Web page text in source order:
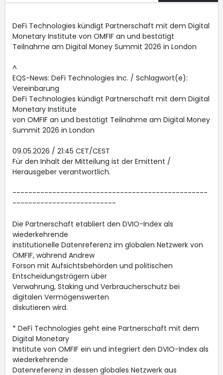
DeFi Technologies kündigt Partnerschaft mit dem Digital
Monetary Institute von OMFIF an und bestätigt
Teilnahme am Digital Money Summit 2026 in London
^
EQS-News: DeFi Technologies Inc. / Schlagwort(e):
Vereinbarung
DeFi Technologies kündigt Partnerschaft mit dem Digital
Monetary Institute
von OMFIF an und bestätigt Teilnahme am Digital Money
Summit 2026 in London
09.05.2026 / 21:45 CET/CEST
Für den Inhalt der Mitteilung ist der Emittent /
Herausgeber verantwortlich.
-------------------------------------------------
--------------------------
Die Partnerschaft etabliert den DVIO-Index als
wiederkehrende
institutionelle Datenreferenz im globalen Netzwerk von
OMFIF, während Andrew
Forson mit Aufsichtsbehörden und politischen
Entscheidungsträgern über
Verwahrung, Staking und Verbraucherschutz bei
digitalen Vermögenswerten
diskutieren wird.
* DeFi Technologies geht eine Partnerschaft mit dem
Digital Monetary
Institute von OMFIF ein und integriert den DVIO-Index als
wiederkehrende
Datenreferenz in dessen globales Netzwerk aus